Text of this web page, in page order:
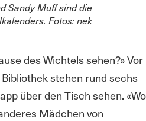
Sandy Muff sind die
Fotos: nek
des Wichtels sehen?» Vor
stehen rund sechs
über den Tisch sehen. «Wo
Mädchen von